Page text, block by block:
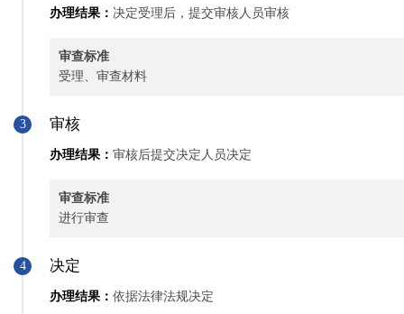
办理结果： 决定受理后，提交审核人员审核
审查标准
受理、审查材料
3 审核
办理结果： 审核后提交决定人员决定
审查标准
进行审查
4 决定
办理结果： 依据法律法规决定